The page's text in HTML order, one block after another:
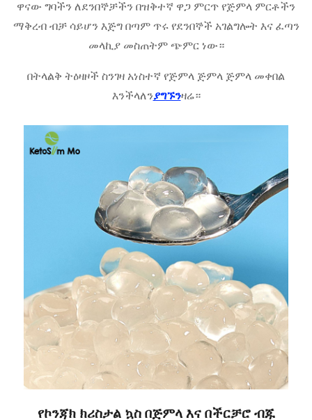
ዋናው ግባችን ለደንበኞቻችን በዝቅተኛ ዋጋ ምርጥ የጅምላ ምርቶችን
ማቅረብ ብቻ ሳይሆን እጅግ በጣም ጥሩ የደንበኞች አገልግሎት እና ፈጣን
መላኪያ መስጠትም ጭምር ነው።
በትላልቅ ትዕዛዞች ስንገዛ አነስተኛ የጅምላ ጅምላ ጅምላ መቀበል
እንችላለንያግኙንዛሬ።
የኮንጃክ ክሪስታል ኳስ በጅምላ እና በችርቻሮ ብጁ